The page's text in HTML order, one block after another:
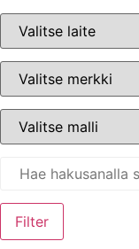
Filter